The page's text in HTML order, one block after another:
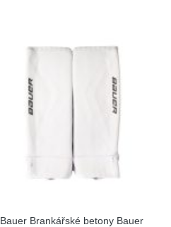
Bauer Brankářské betony Bauer